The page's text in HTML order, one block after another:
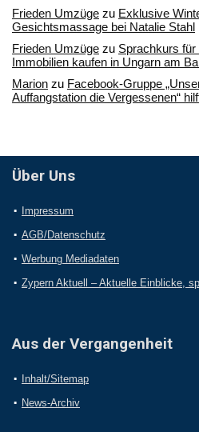
Frieden Umzüge zu Exklusive
Gesichtsmassage bei Natalie Stahl
Frieden Umzüge zu Sprachkurs
Immobilien kaufen in Ungarn am
Marion zu Facebook-Gruppe
Auffangstation die Vergessenen“
Über Uns
Impressum
AGB/Datenschutz
Werbung Mediadaten
Zypern Aktuell – Aktuelle Einblicke,
Aus der Vergangenheit
Inhalt/Sitemap
News-Archiv